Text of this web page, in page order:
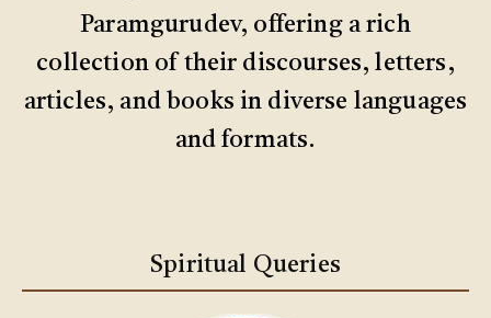
Paramgurudev, offering a rich
collection of their discourses, letters,
articles, and books in diverse languages
and formats.
Spiritual Queries